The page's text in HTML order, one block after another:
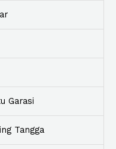
Garasi
Tangga